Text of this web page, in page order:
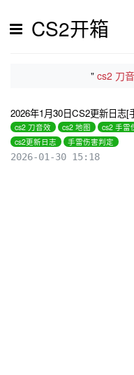
CS2开箱
" cs2 刀
2026年1月30日CS2更新日志[
cs2 刀音效
cs2 地图 cs2 手雷
cs2更新日志
手雷伤害判定
2026-01-30 15:18